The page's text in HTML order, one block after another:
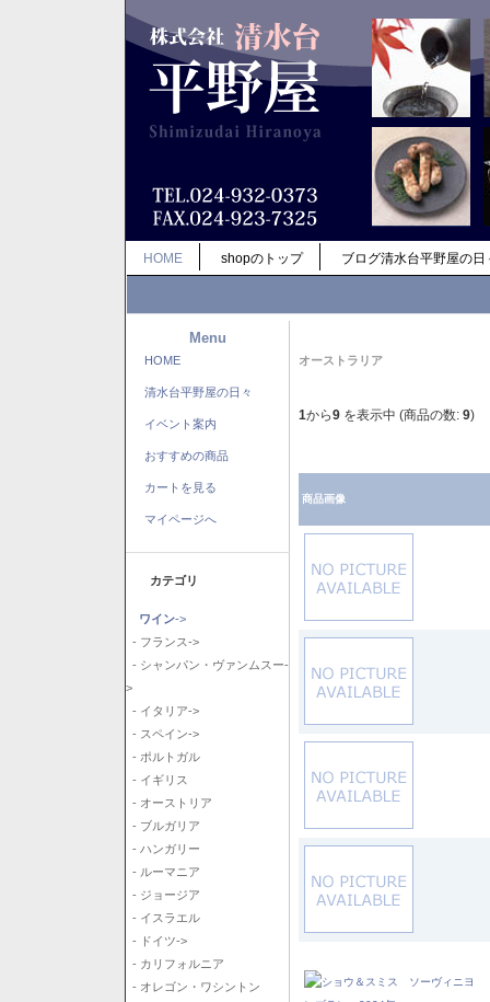
HOME shopのトップ ブログ清水台平野屋の日
Menu
HOME
清水台平野屋の日々
イベント案内
おすすめの商品
カートを見る
マイページへ
カテゴリ
ワイン->
- フランス->
- シャンパン・ヴァンムスー-
>
- イタリア->
- スペイン->
- ポルトガル
- イギリス
- オーストリア
- ブルガリア
- ハンガリー
- ルーマニア
- ジョージア
- イスラエル
- ドイツ->
- カリフォルニア
- オレゴン・ワシントン
オーストラリア
1から9 を表示中 (商品の数: 9)
商品画像